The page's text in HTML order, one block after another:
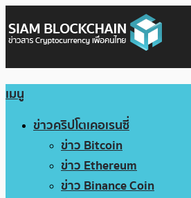
เมนู
ข่าวคริปโตเคอเรนซี่
ข่าว Bitcoin
ข่าว Ethereum
ข่าว Binance Coin